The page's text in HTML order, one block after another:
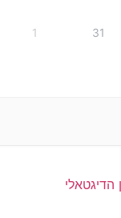
31
1
הדיגטאלי